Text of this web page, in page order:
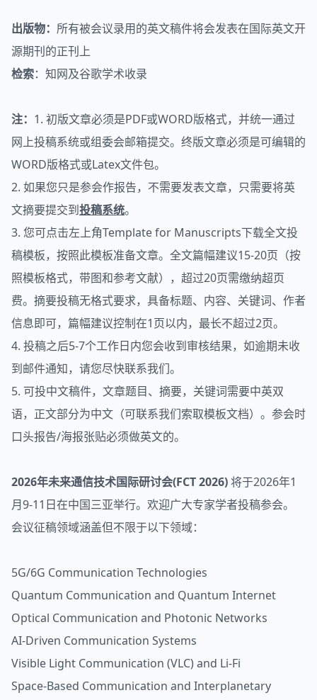
出版物： 所有被会议录用的英文稿件将会发表在国际英文开
源期刊的正刊上
检索：知网及谷歌学术收录
注： 1. 初版文章必须是PDF或WORD版格式，并统一通过
网上投稿系统或组委会邮箱提交。终版文章必须是可编辑的
WORD版格式或Latex文件包。
2. 如果您只是参会作报告，不需要发表文章，只需要将英
文摘要提交到投稿系统。
3. 您可点击左上角Template for Manuscripts下载全文投
稿模板，按照此模板准备文章。全文篇幅建议15-20页（按
照模板格式，带图和参考文献），超过20页需缴纳超页
费。摘要投稿无格式要求，具备标题、内容、关键词、作者
信息即可，篇幅建议控制在1页以内，最长不超过2页。
4. 投稿之后5-7个工作日内您会收到审核结果，如逾期未收
到邮件通知，请您尽快联系我们。
5. 可投中文稿件，文章题目、摘要，关键词需要中英双
语，正文部分为中文（可联系我们索取模板文档）。参会时
口头报告/海报张贴必须做英文的。
2026年未来通信技术国际研讨会(FCT 2026)将于2026年1
月9-11日在中国三亚举行。欢迎广大专家学者投稿参会。
会议征稿领域涵盖但不限于以下领域：
5G/6G Communication Technologies
Quantum Communication and Quantum Internet
Optical Communication and Photonic Networks
AI-Driven Communication Systems
Visible Light Communication (VLC) and Li-Fi
Space-Based Communication and Interplanetary